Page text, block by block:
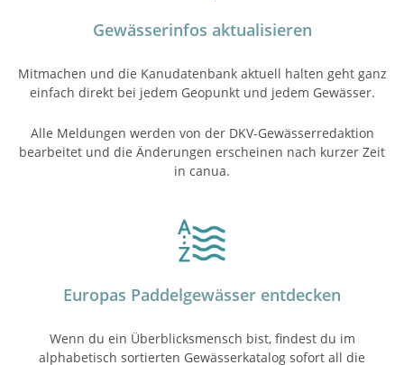
Gewässerinfos aktualisieren
Mitmachen und die Kanudatenbank aktuell halten geht ganz
einfach direkt bei jedem Geopunkt und jedem Gewässer.
Alle Meldungen werden von der DKV-Gewässerredaktion
bearbeitet und die Änderungen erscheinen nach kurzer Zeit
in canua.
Europas Paddelgewässer entdecken
Wenn du ein Überblicks­mensch bist, findest du im
alphabetisch sortierten Gewässerkatalog sofort all die